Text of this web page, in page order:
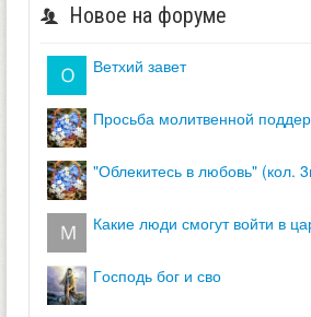
Новое на форуме
ветхий завет
просьба молитвенной
"облекитесь в любовь" (кол.
какие люди смогут войти в
господь бог и сво